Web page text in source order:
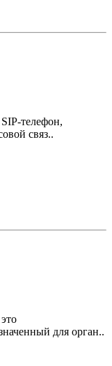
телефон,
связ..
для орган..